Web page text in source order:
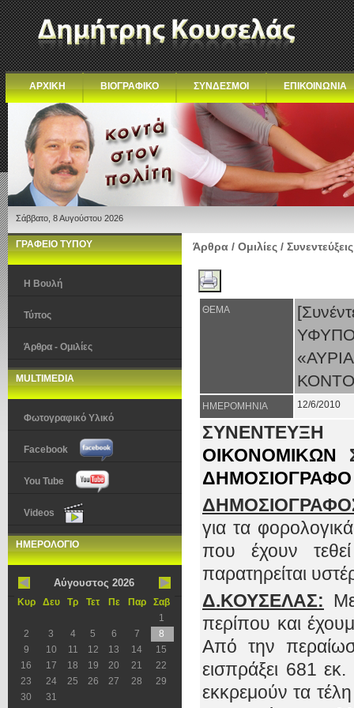
ΑΡΧΙΚΗ ΒΙΟΓΡΑΦΙΚΟ ΣΥΝΔΕΣΜΟΙ ΕΠΙΚΟΙΝΩΝΙΑ
Σάββατο, 8 Αυγούστου 2026
ΓΡΑΦΕΙΟ ΤΥΠΟΥ
Η Βουλή
Τύπος
Άρθρα - Ομιλίες
MULTIMEDIA
Φωτογραφικό Υλικό
Facebook
You Tube
Videos
ΗΜΕΡΟΛΟΓΙΟ
Αύγουστος 2026
Κυρ Δευ Τρ Τετ Πε Παρ
Σαβ
1
2
3 4 5 6 7
8
9
10 11 12 13 14
15
16
17 18 19 20 21
22
23
24 25 26 27 28
29
30
31
Άρθρα / Ομιλίες / Συνεντεύξεις
ΘΕΜΑ
ΗΜΕΡΟΜΗΝΙΑ 12/6/2010
ΣΥΝΕΝΤΕΥΞΗ
ΟΙΚΟΝΟΜΙΚΩΝ
για τα
που έχουν
παρατηρείται
Δ.ΚΟΥΣΕΛΑΣ:
περίπου και
Από την
εισπράξει 681
εκκρεμούν τα